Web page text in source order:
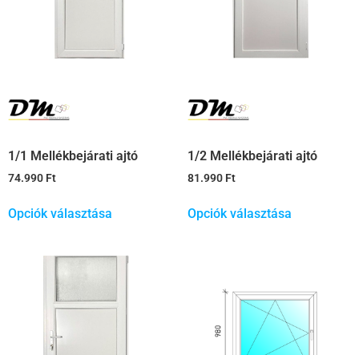
1/1 Mellékbejárati ajtó
74.990 Ft
Opciók választása
1/2 Mellékbejárati ajtó
81.990 Ft
Opciók választása